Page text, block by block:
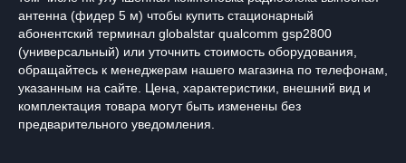
антенна (фидер 5 м) чтобы купить стационарный
абонентский терминал globalstar qualcomm gsp2800
(универсальный) или уточнить стоимость оборудования,
обращайтесь к менеджерам нашего магазина по телефонам,
указанным на сайте. Цена, характеристики, внешний вид и
комплектация товара могут быть изменены без
предварительного уведомления.